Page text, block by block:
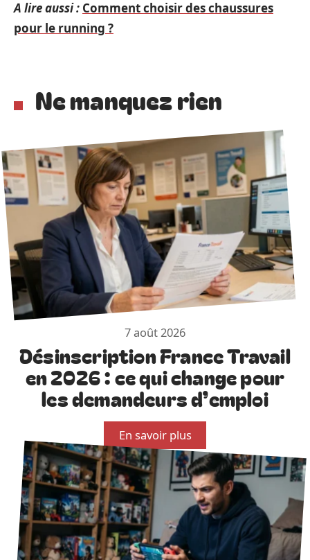
A lire aussi : Comment choisir des chaussures
pour le running ?
Ne manquez rien
7 août 2026
Désinscription France Travail
en 2026 : ce qui change pour
les demandeurs d’emploi
En savoir plus